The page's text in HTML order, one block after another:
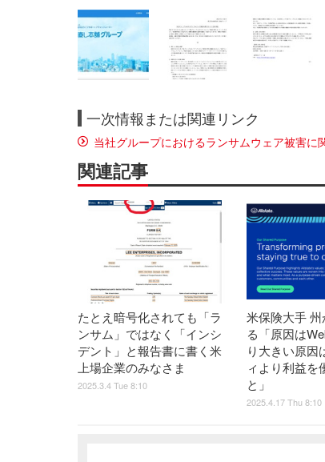
一次情報または関連リンク
当社グループにおけるランサムウェア被害に
関連記事
たとえ暗号化されても「ラ
ンサム」ではなく「インシ
デント」と報告書に書く米
上場企業のみなさま
2025.3.4 Tue 8:10
米保険大手
る「原因は
り大きい原因
ィより利益を
と」
2025.4.17 Thu 8:10